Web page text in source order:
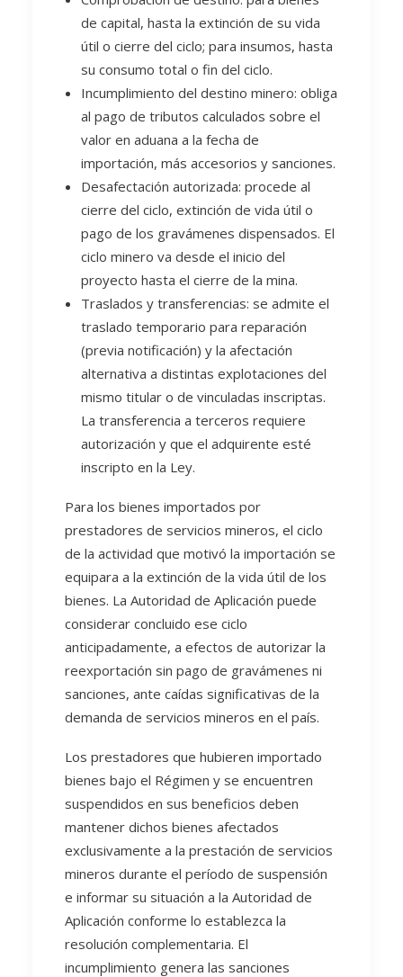
de capital, hasta la extinción de su vida
útil o cierre del ciclo; para insumos, hasta
su consumo total o fin del ciclo.
Incumplimiento del destino minero: obliga
al pago de tributos calculados sobre el
valor en aduana a la fecha de
importación, más accesorios y sanciones.
Desafectación autorizada: procede al
cierre del ciclo, extinción de vida útil o
pago de los gravámenes dispensados. El
ciclo minero va desde el inicio del
proyecto hasta el cierre de la mina.
Traslados y transferencias: se admite el
traslado temporario para reparación
(previa notificación) y la afectación
alternativa a distintas explotaciones del
mismo titular o de vinculadas inscriptas.
La transferencia a terceros requiere
autorización y que el adquirente esté
inscripto en la Ley.
Para los bienes importados por
prestadores de servicios mineros, el ciclo
de la actividad que motivó la importación se
equipara a la extinción de la vida útil de los
bienes. La Autoridad de Aplicación puede
considerar concluido ese ciclo
anticipadamente, a efectos de autorizar la
reexportación sin pago de gravámenes ni
sanciones, ante caídas significativas de la
demanda de servicios mineros en el país.
Los prestadores que hubieren importado
bienes bajo el Régimen y se encuentren
suspendidos en sus beneficios deben
mantener dichos bienes afectados
exclusivamente a la prestación de servicios
mineros durante el período de suspensión
e informar su situación a la Autoridad de
Aplicación conforme lo establezca la
resolución complementaria. El
incumplimiento genera las sanciones